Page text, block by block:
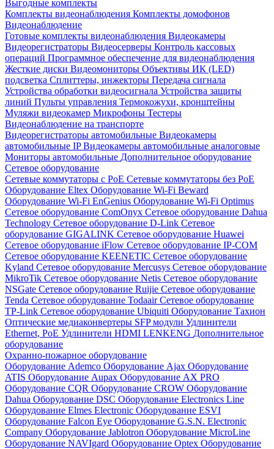
Выгодные комплекты
Комплекты видеонаблюдения Комплекты домофонов
Видеонаблюдение
Готовые комплекты видеонаблюдения Видеокамеры
Видеорегистраторы Видеосерверы Контроль кассовых
операций Программное обеспечение для видеонаблюдения
Жесткие диски Видеомониторы Объективы ИК (LED)
подсветка Сплиттеры, инжекторы Передача сигнала
Устройства обработки видеосигнала Устройства защиты
линий Пульты управления Термокожухи, кронштейны
Муляжи видеокамер Микрофоны Тестеры
Видеонаблюдение на транспорте
Видеорегистраторы автомобильные Видеокамеры
автомобильные IPВидеокамеры автомобильные аналоговые
Мониторы автомобильные Дополнительное оборудование
Сетевое оборудование
Сетевые коммутаторы с РоЕ Сетевые коммутаторы без РоЕ
Оборудование Eltex Оборудование Wi-Fi Beward
Оборудование Wi-Fi EnGenius Оборудование Wi-Fi Optimus
Сетевое оборудование ComOnyx Сетевое оборудование Dahua
Technology Сетевое оборудование D-Link Сетевое
оборудование GIGALINK Сетевое оборудование Huawei
Сетевое оборудование iFlow Сетевое оборудование IP-COM
Сетевое оборудование KEENETIC Сетевое оборудование
Kyland Сетевое оборудование Mercusys Сетевое оборудование
MikroTik Сетевое оборудование Netis Сетевое оборудование
NSGate Сетевое оборудование Ruijie Сетевое оборудование
Tenda Сетевое оборудование TodaairСетевое оборудование
TP-Link Сетевое оборудование Ubiquiti Оборудование Тахион
Оптические медиаконвертеры SFP модули Удлинители
Ethernet, PoE Удлинители HDMI LENKENG Дополнительное
оборудование
Охранно-пожарное оборудование
Оборудование Ademco Оборудование Ajax Оборудование
ATIS Оборудование Aupax Оборудование AX PRO
Оборудование CQR Оборудование CROW Оборудование
Dahua Оборудование DSC Оборудование Electronics Line
Оборудование Elmes Electronic Оборудование ESVI
Оборудование Falcon Eye Оборудование G.S.N. Electronic
Company Оборудование Jablotron Оборудование MicroLine
Оборудование NAVIgard Оборудование Optex Оборудование